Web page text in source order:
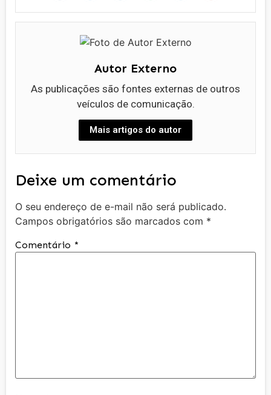
Autor Externo
As publicações são fontes externas de outros
veículos de comunicação.
Mais artigos do autor
Deixe um comentário
O seu endereço de e-mail não será publicado.
Campos obrigatórios são marcados com *
Comentário *